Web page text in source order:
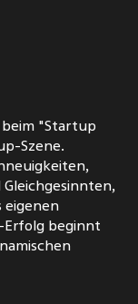
"Startup
Szene.
eigenen
beginnt